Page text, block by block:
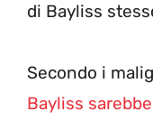
di Bayliss
Secondo i
Bayliss